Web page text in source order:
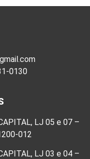
0130
LJ 05 e 07 –
012
LJ 03 e 04 –